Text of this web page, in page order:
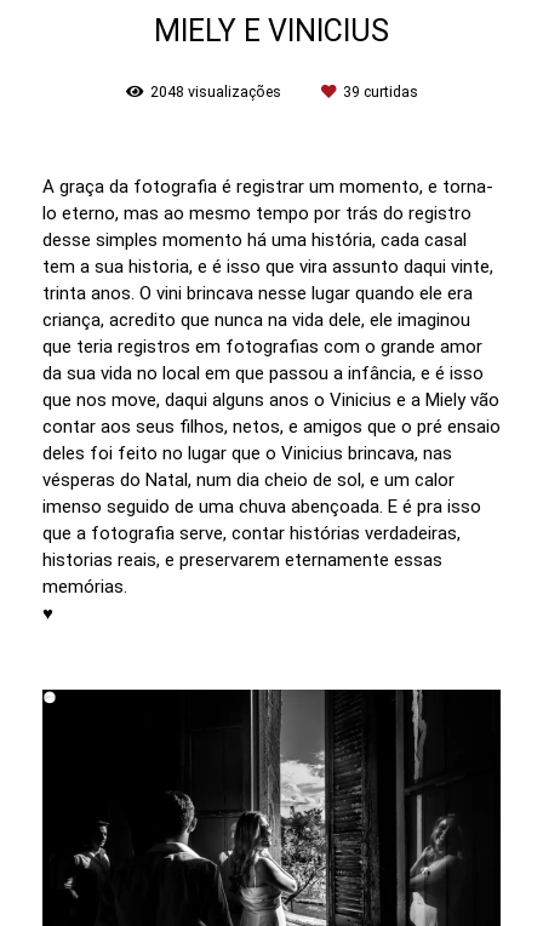
MIELY E VINICIUS
2048 visualizações 39 curtidas
A graça da fotografia é registrar um momento, e torna-
lo eterno, mas ao mesmo tempo por trás do registro
desse simples momento há uma história, cada casal
tem a sua historia, e é isso que vira assunto daqui vinte,
trinta anos. O vini brincava nesse lugar quando ele era
criança, acredito que nunca na vida dele, ele imaginou
que teria registros em fotografias com o grande amor
da sua vida no local em que passou a infância, e é isso
que nos move, daqui alguns anos o Vinicius e a Miely vão
contar aos seus filhos, netos, e amigos que o pré ensaio
deles foi feito no lugar que o Vinicius brincava, nas
vésperas do Natal, num dia cheio de sol, e um calor
imenso seguido de uma chuva abençoada. E é pra isso
que a fotografia serve, contar histórias verdadeiras,
historias reais, e preservarem eternamente essas
memórias.
♥